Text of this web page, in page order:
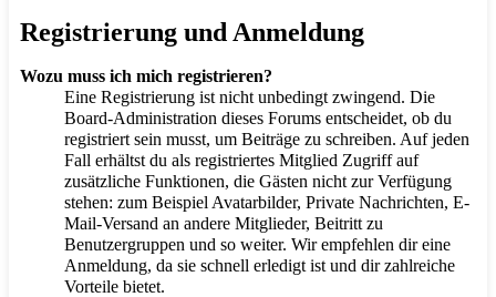
Registrierung und Anmeldung
Wozu muss ich mich registrieren?
Eine Registrierung ist nicht unbedingt zwingend. Die
Board-Administration dieses Forums entscheidet, ob du
registriert sein musst, um Beiträge zu schreiben. Auf jeden
Fall erhältst du als registriertes Mitglied Zugriff auf
zusätzliche Funktionen, die Gästen nicht zur Verfügung
stehen: zum Beispiel Avatarbilder, Private Nachrichten, E-
Mail-Versand an andere Mitglieder, Beitritt zu
Benutzergruppen und so weiter. Wir empfehlen dir eine
Anmeldung, da sie schnell erledigt ist und dir zahlreiche
Vorteile bietet.